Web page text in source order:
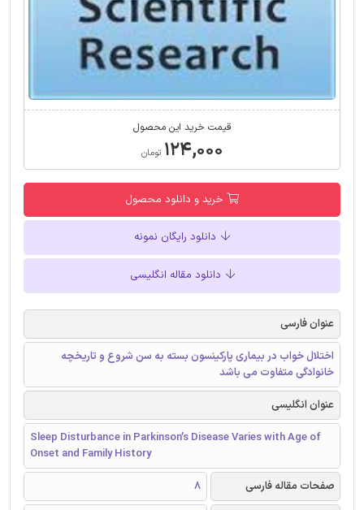
قیمت خرید این محصول
۱۲۴,۰۰۰ تومان
خرید و دانلود محصول
دانلود رایگان نمونه
دانلود مقاله انگلیسی
عنوان فارسی
اختلال خواب در بیماری پارکینسون بسته به سن شروع و تاریخچه
خانوادگی متفاوت می باشد
عنوان انگلیسی
Sleep Disturbance in Parkinson’s Disease Varies with Age of
Onset and Family History
صفحات مقاله فارسی
8